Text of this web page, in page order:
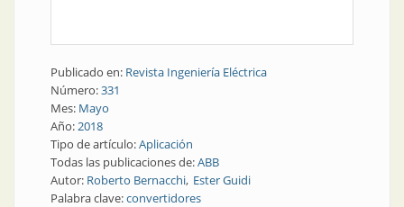
Publicado en: Revista Ingeniería Eléctrica
Número:331
Mes: Mayo
Año:2018
Tipo de artículo:Aplicación
Todas las publicaciones de:ABB
Autor: Roberto Bernacchi Ester Guidi
Palabra clave:convertidores